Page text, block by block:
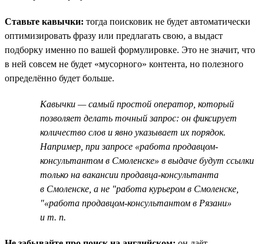
Ставьте кавычки: тогда поисковик не будет автоматически
оптимизировать фразу или предлагать свою, а выдаст
подборку именно по вашей формулировке. Это не значит, что
в ней совсем не будет «мусорного» контента, но полезного
определённо будет больше.
Кавычки — самый простой оператор, который
позволяет делать точный запрос: он фиксирует
количество слов и явно указывает их порядок.
Например, при запросе «работа продавцом-
консультантом в Смоленске» в выдаче будут ссылки
только на вакансии продавца-консультанта
в Смоленске, а не "работа курьером в Смоленске,
"«работа продавцом-консультантом в Рязани»
и т. п.